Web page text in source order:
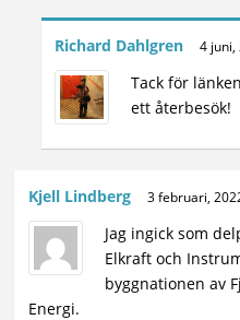
Richard Dahlgren 4 juni,
Tack för
ett återbesök!
Kjell Lindberg 3 februari,
Jag ingick som
Elkraft och
byggnationen av
Energi.